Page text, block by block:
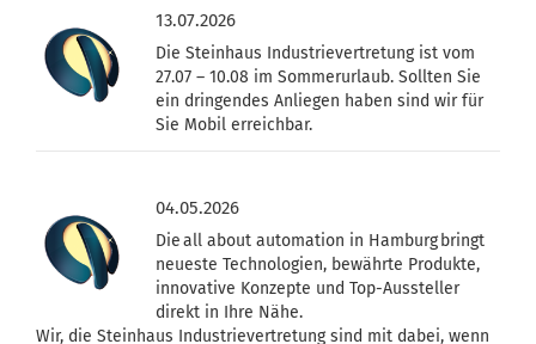
13.07.2026
Die Steinhaus Industrievertretung ist vom
27.07 – 10.08 im Sommerurlaub. Sollten Sie
ein dringendes Anliegen haben sind wir für
Sie Mobil erreichbar.
04.05.2026
Die all about automation in Hamburg bringt
neueste Technologien, bewährte Produkte,
innovative Konzepte und Top-Aussteller
direkt in Ihre Nähe.
Wir, die Steinhaus Industrievertretung sind mit dabei, wenn